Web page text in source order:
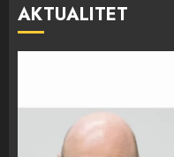
AKTUALITET